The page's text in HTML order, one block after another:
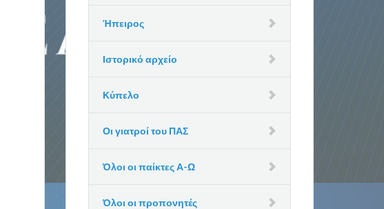
Ήπειρος
Ιστορικό αρχείο
Κύπελο
Οι γιατροί του ΠΑΣ
Όλοι οι παίκτες Α-Ω
Όλοι οι προπονητές